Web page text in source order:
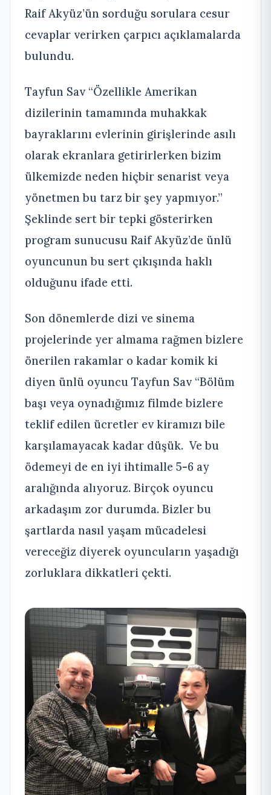
Raif Akyüz’ün sorduğu sorulara cesur
cevaplar verirken çarpıcı açıklamalarda
bulundu.
Tayfun Sav “Özellikle Amerikan
dizilerinin tamamında muhakkak
bayraklarını evlerinin girişlerinde asılı
olarak ekranlara getirirlerken bizim
ülkemizde neden hiçbir senarist veya
yönetmen bu tarz bir şey yapmıyor.”
Şeklinde sert bir tepki gösterirken
program sunucusu Raif Akyüz’de ünlü
oyuncunun bu sert çıkışında haklı
olduğunu ifade etti.
Son dönemlerde dizi ve sinema
projelerinde yer almama rağmen bizlere
önerilen rakamlar o kadar komik ki
diyen ünlü oyuncu Tayfun Sav “Bölüm
başı veya oynadığımız filmde bizlere
teklif edilen ücretler ev kiramızı bile
karşılamayacak kadar düşük. Ve bu
ödemeyi de en iyi ihtimalle 5-6 ay
aralığında alıyoruz. Birçok oyuncu
arkadaşım zor durumda. Bizler bu
şartlarda nasıl yaşam mücadelesi
vereceğiz diyerek oyuncuların yaşadığı
zorluklara dikkatleri çekti.